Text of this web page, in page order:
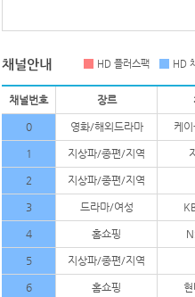
HD 플러스팩 HD
채널번호 장르
0 영화/해외드라마 케
1 지상파/종편/지역
2 지상파/종편/지역
3 드라마/여성
4 홈쇼핑
5 지상파/종편/지역
6 홈쇼핑